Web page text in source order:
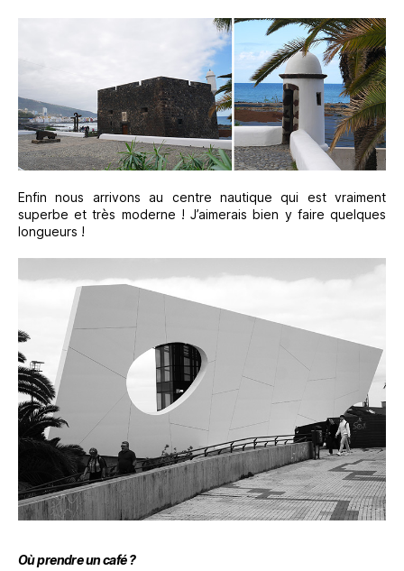
Enfin nous arrivons au centre nautique qui est vraiment
superbe et très moderne ! J’aimerais bien y faire quelques
longueurs !
Où prendre un café ?